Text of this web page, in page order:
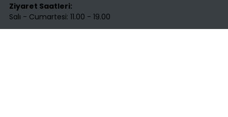
Ziyaret Saatleri:
Salı - Cumartesi: 11.00 - 19.00